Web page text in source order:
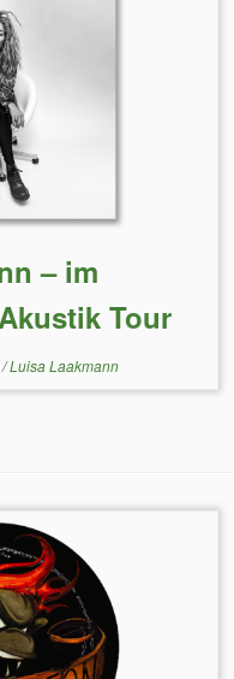
– im
Tour
/Luisa Laakmann